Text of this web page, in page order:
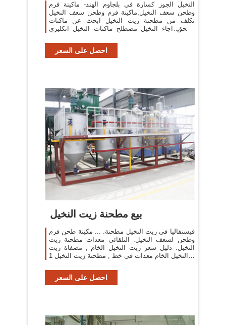
النخيل الجوز كسارة في بلجاوم الهند- ماكينة فرم
وطحن سعف النخيل,ماكينة فرم وطحن سعف النخيل
تكلف من مطحنة زيت النخيل ابحث عن ماكنات
لسحق اجاء النخيل مصطلح ماكنات النخيل انكليزي
احصل على السعر
بيع مطحنة زيت النخيل
فيستفاليا في زيت النخيل مطحنة. ... مكينة طحن فرم
وطحن لسعف النخيل. التلقائي معدات مطحنة زيت
النخيل. دليل سعر زيت النخيل الخام , مصفاة زيت
النخيل الخام معدات في خط , مطحنة زيت النخيل 1oil
احصل على السعر